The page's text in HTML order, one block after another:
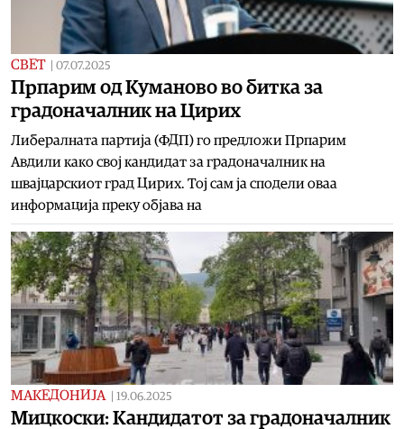
СВЕТ 07.07.2025
Прпарим од Куманово во битка за
градоначалник на Цирих
Либералната партија (ФДП) го предложи Прпарим
Авдили како свој кандидат за градоначалник на
швајцарскиот град Цирих. Тој сам ја сподели оваа
информација преку објава на
МАКЕДОНИЈА 19.06.2025
Мицкоски: Кандидатот за градоначалник